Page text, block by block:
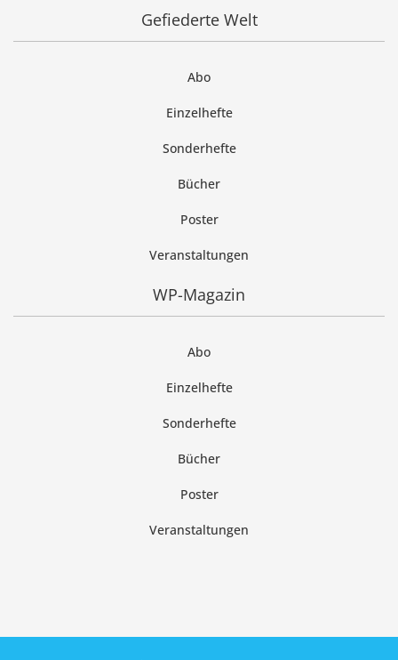
Gefiederte Welt
Abo
Einzelhefte
Sonderhefte
Bücher
Poster
Veranstaltungen
WP-Magazin
Abo
Einzelhefte
Sonderhefte
Bücher
Poster
Veranstaltungen